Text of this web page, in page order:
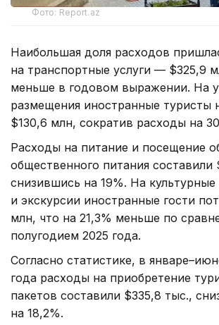
Фото: Report.az
Наибольшая доля расходов
на транспортные услуги — $325,9
меньше в годовом выражении. На
размещения иностранные туристы
$130,6 млн, сократив расходы на
Расходы на питание и посещение
общественного питания составили
снизившись на 19%. На
и экскурсии иностранные гости
млн, что на 21,3% меньше по
полугодием 2025 года.
Согласно статистике, в
года расходы на приобретение
пакетов составили $335,8 тыс.,
на 18,2%.